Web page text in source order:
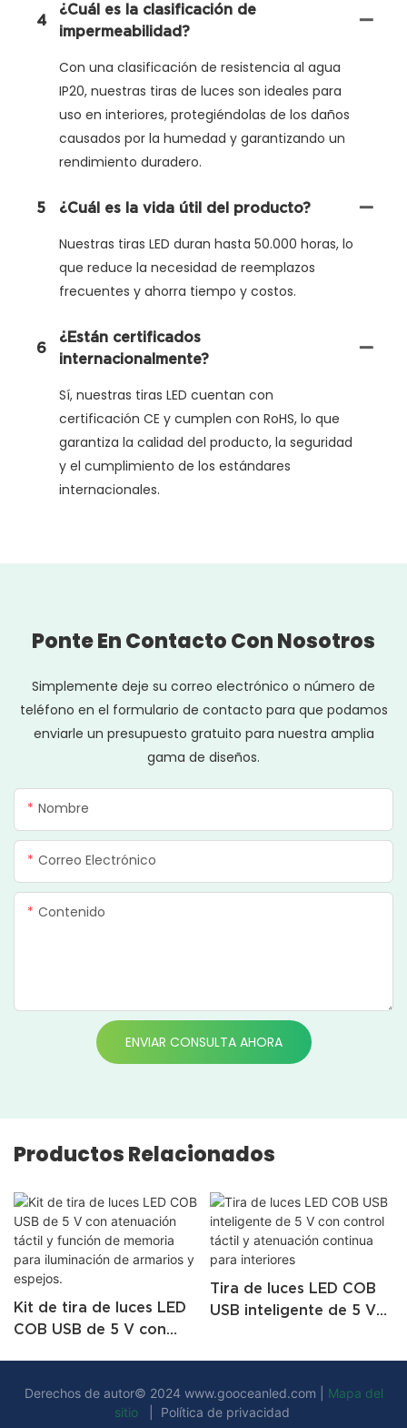
4
¿Cuál es la clasificación de
impermeabilidad?
Con una clasificación de resistencia al agua
IP20, nuestras tiras de luces son ideales para
uso en interiores, protegiéndolas de los daños
causados ​​por la humedad y garantizando un
rendimiento duradero.
5 ¿Cuál es la vida útil del producto?
Nuestras tiras LED duran hasta 50.000 horas, lo
que reduce la necesidad de reemplazos
frecuentes y ahorra tiempo y costos.
6
¿Están certificados
internacionalmente?
Sí, nuestras tiras LED cuentan con
certificación CE y cumplen con RoHS, lo que
garantiza la calidad del producto, la seguridad
y el cumplimiento de los estándares
internacionales.
Ponte En Contacto Con Nosotros
Simplemente deje su correo electrónico o número de
teléfono en el formulario de contacto para que podamos
enviarle un presupuesto gratuito para nuestra amplia
gama de diseños.
Nombre
Correo Electrónico
Contenido
ENVIAR CONSULTA AHORA
Productos Relacionados
Kit de tira de luces LED
COB USB de 5 V con
para iluminación de
armarios y espejos.
Tira de luces LED COB
USB inteligente de 5 V
Derechos de autor© 2024 www.gooceanled.com
Mapa del
sitio
Política de privacidad